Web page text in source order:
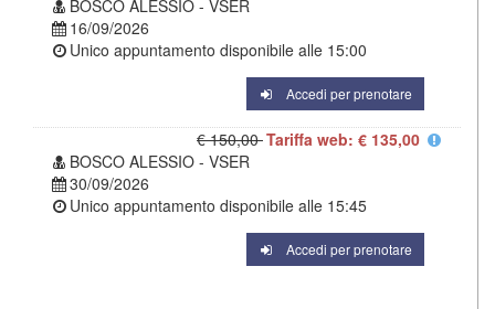
BOSCO ALESSIO - VSER
16/09/2026
Unico appuntamento disponibile alle 15:00
Accedi per prenotare
€ 150,00Tariffa web: € 135,00
BOSCO ALESSIO - VSER
30/09/2026
Unico appuntamento disponibile alle 15:45
Accedi per prenotare